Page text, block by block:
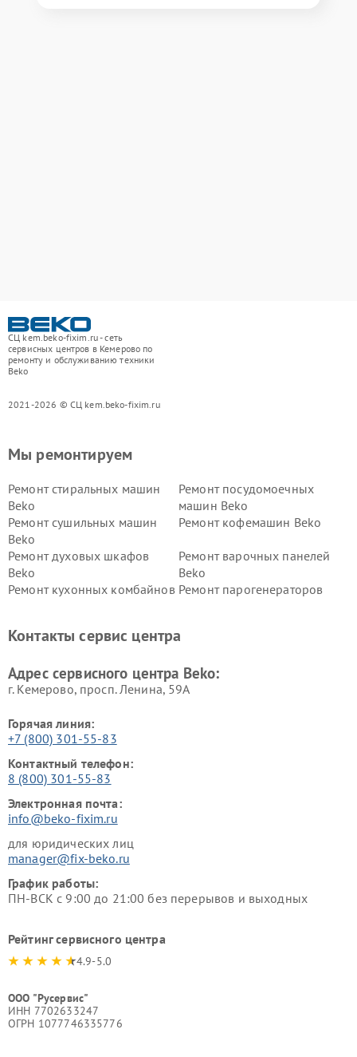
СЦ kem.beko-fixim.ru - сеть
сервисных центров в Кемерово по
ремонту и обслуживанию техники
Beko
2021-2026 © СЦ kem.beko-fixim.ru
Мы ремонтируем
Ремонт стиральных машин
Beko
Ремонт посудомоечных
машин Beko
Ремонт сушильных машин
Beko
Ремонт кофемашин Beko
Ремонт духовых шкафов
Beko
Ремонт варочных панелей
Beko
Ремонт кухонных комбайнов Ремонт парогенераторов
Ремонт холодильников Beko Ремонт морозильных камер
Контакты сервис центра
Адрес сервисного центра Beko:
г. Кемерово, просп. Ленина, 59А
Горячая линия:
+7 (800) 301-55-83
Контактный телефон:
8 (800) 301-55-83
Электронная почта:
info@beko-fixim.ru
для юридических лиц
manager@fix-beko.ru
График работы:
ПН-ВСК с 9:00 до 21:00 без перерывов и выходных
Рейтинг сервисного центра
4.9-5.0
ООО "Русервис"
ИНН 7702633247
ОГРН 1077746335776